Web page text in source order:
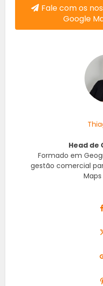
Fale com os
Google
Head de
Formado em
gestão comercial